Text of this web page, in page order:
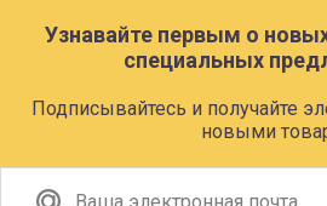
Узнавайте первым о
специальных
Подписывайтесь и получайте
новыми